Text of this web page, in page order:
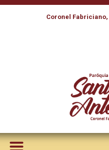
Coronel Fabriciano,
PAPA
PEDIDO DE
DOM
DOM VALTER
NOVO BISPO